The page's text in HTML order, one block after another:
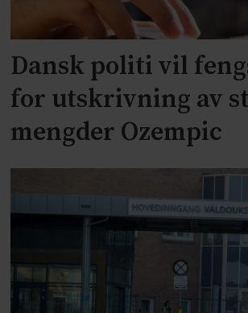
Dansk politi vil
for utskrivning av
mengder Ozempic